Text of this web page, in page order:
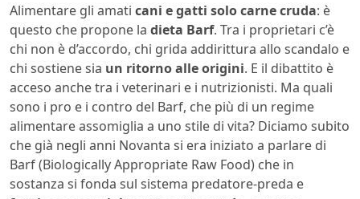
Alimentare gli amati cani e gatti solo carne cruda: è
questo che propone la dieta Barf. Tra i proprietari c’è
chi non è d’accordo, chi grida addirittura allo scandalo e
chi sostiene sia un ritorno alle origini. E il dibattito è
acceso anche tra i veterinari e i nutrizionisti. Ma quali
sono i pro e i contro del Barf, che più di un regime
alimentare assomiglia a uno stile di vita? Diciamo subito
che già negli anni Novanta si era iniziato a parlare di
Barf (Biologically Appropriate Raw Food) che in
sostanza si fonda sul sistema predatore-preda e